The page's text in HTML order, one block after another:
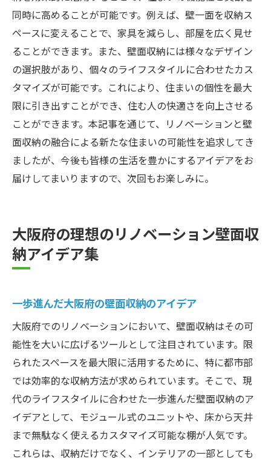
同時に高めることが可能です。例えば、壁一面を収納ス
ペースに変えることで、家具を減らし、部屋を広く見せ
ることができます。また、壁面収納には様々なデザイン
の選択肢があり、個々のライフスタイルに合わせたカス
タマイズが可能です。これにより、住まいの個性を最大
限に引き出すことができ、住む人の快適さを向上させる
ことができます。本記事を通じて、リノベーションと壁
面収納の融合による新たな住まいの可能性を追求してき
ましたが、今後も皆様の生活を豊かにするアイデアをお
届けしてまいりますので、次回もお楽しみに。
大阪府の理想のリノベーション壁面収
納アイデア集
一歩進んだ大阪府の壁面収納のアイデア
大阪府でのリノベーションにおいて、壁面収納はその可
能性を大いに広げるツールとして注目されています。限
られたスペースを最大限に活用するために、特に都市部
では効率的な収納方法が求められています。そこで、現
代のライフスタイルに合わせた一歩進んだ壁面収納のア
イデアとして、モジュール式のユニットや、床から天井
まで無駄なく使えるカスタマイズ可能な棚が人気です。
これらは、収納だけでなく、インテリアの一部としても